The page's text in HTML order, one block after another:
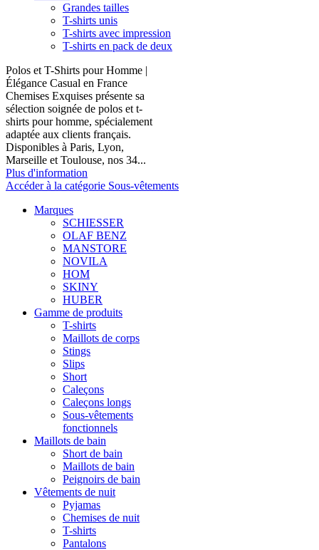
Grandes tailles
T-shirts unis
T-shirts avec impression
T-shirts en pack de deux
Polos et T-Shirts pour Homme |
Élégance Casual en France
Chemises Exquises présente sa
sélection soignée de polos et t-
shirts pour homme, spécialement
adaptée aux clients français.
Disponibles à Paris, Lyon,
Marseille et Toulouse, nos 34...
Plus d'information
Accéder à la catégorie Sous-vêtements
Marques
SCHIESSER
OLAF BENZ
MANSTORE
NOVILA
HOM
SKINY
HUBER
Gamme de produits
T-shirts
Maillots de corps
Stings
Slips
Short
Caleçons
Caleçons longs
Sous-vêtements
fonctionnels
Maillots de bain
Short de bain
Maillots de bain
Peignoirs de bain
Vêtements de nuit
Pyjamas
Chemises de nuit
T-shirts
Pantalons